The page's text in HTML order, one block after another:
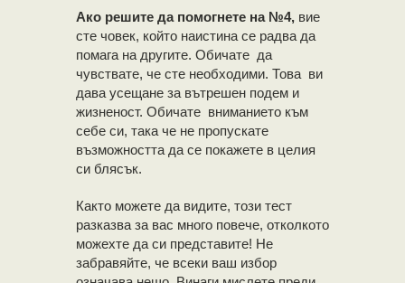
Ако решите да помогнете на №4, вие
сте човек, който наистина се радва да
помага на другите. Обичате да
чувствате, че сте необходими. Това ви
дава усещане за вътрешен подем и
жизненост. Обичате вниманието към
себе си, така че не пропускате
възможността да се покажете в целия
си блясък.
Както можете да видите, този тест
разказва за вас много повече, отколкото
можехте да си представите! Не
забравяйте, че всеки ваш избор